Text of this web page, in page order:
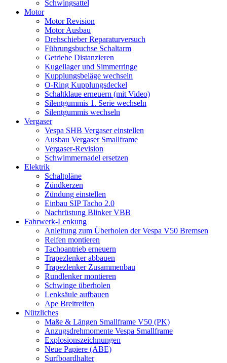
Schwingsattel
Motor
Motor Revision
Motor Ausbau
Drehschieber Reparaturversuch
Führungsbuchse Schaltarm
Getriebe Distanzieren
Kugellager und Simmerringe
Kupplungsbeläge wechseln
O-Ring Kupplungsdeckel
Schaltklaue erneuern (mit Video)
Silentgummis 1. Serie wechseln
Silentgummis wechseln
Vergaser
Vespa SHB Vergaser einstellen
Ausbau Vergaser Smallframe
Vergaser-Revision
Schwimmernadel ersetzen
Elektrik
Schaltpläne
Zündkerzen
Zündung einstellen
Einbau SIP Tacho 2.0
Nachrüstung Blinker VBB
Fahrwerk-Lenkung
Anleitung zum Überholen der Vespa V50 Bremsen
Reifen montieren
Tachoantrieb erneuern
Trapezlenker abbauen
Trapezlenker Zusammenbau
Rundlenker montieren
Schwinge überholen
Lenksäule aufbauen
Ape Breitreifen
Nützliches
Maße & Längen Smallframe V50 (PK)
Anzugsdrehmomente Vespa Smallframe
Explosionszeichnungen
Neue Papiere (ABE)
Surfboardhalter